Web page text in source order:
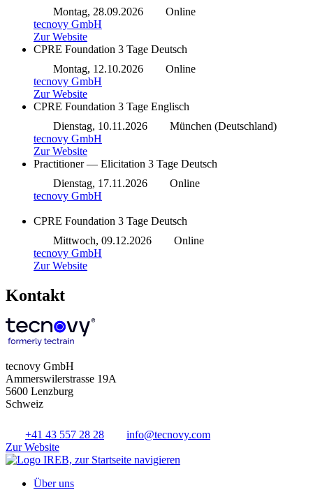
Montag, 28.09.2026
Online
tecnovy GmbH
Zur Website
CPRE Foundation 3 Tage Deutsch
Montag, 12.10.2026
Online
tecnovy GmbH
Zur Website
CPRE Foundation 3 Tage Englisch
Dienstag, 10.11.2026
München (Deutschland)
tecnovy GmbH
Zur Website
Practitioner — Elicitation 3 Tage Deutsch
Dienstag, 17.11.2026
Online
tecnovy GmbH
CPRE Foundation 3 Tage Deutsch
Mittwoch, 09.12.2026
Online
tecnovy GmbH
Zur Website
Kontakt
tecnovy GmbH
Ammerswilerstrasse 19A
5600 Lenzburg
Schweiz
+41 43 557 28 28
info@tecnovy.com
Zur Website
Über uns